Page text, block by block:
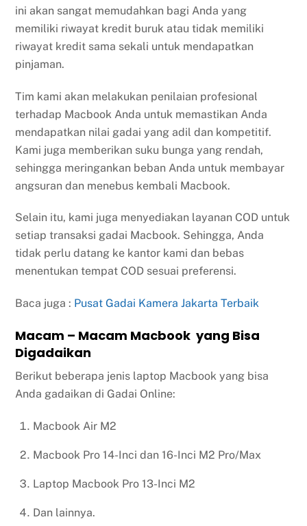
ini akan sangat memudahkan bagi Anda yang
memiliki riwayat kredit buruk atau tidak memiliki
riwayat kredit sama sekali untuk mendapatkan
pinjaman.
Tim kami akan melakukan penilaian profesional
terhadap Macbook Anda untuk memastikan Anda
mendapatkan nilai gadai yang adil dan kompetitif.
Kami juga memberikan suku bunga yang rendah,
sehingga meringankan beban Anda untuk membayar
angsuran dan menebus kembali Macbook.
Selain itu, kami juga menyediakan layanan COD untuk
setiap transaksi gadai Macbook. Sehingga, Anda
tidak perlu datang ke kantor kami dan bebas
menentukan tempat COD sesuai preferensi.
Baca juga : Pusat Gadai Kamera Jakarta Terbaik
Macam – Macam Macbook yang Bisa
Digadaikan
Berikut beberapa jenis laptop Macbook yang bisa
Anda gadaikan di Gadai Online:
Macbook Air M2
Macbook Pro 14-Inci dan 16-Inci M2 Pro/Max
Laptop Macbook Pro 13-Inci M2
Dan lainnya.